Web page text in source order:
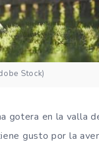
Stock)
gotera en la valla
gusto por la